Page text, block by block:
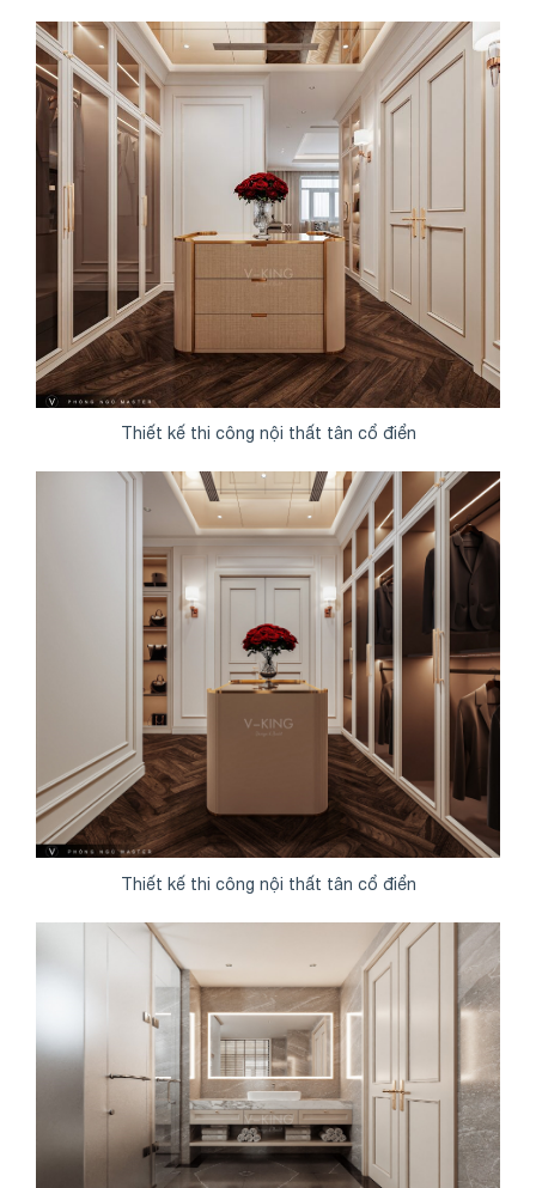
Share
Thiết kế thi công nội thất tân cổ điển
Thiết kế thi công nội thất tân cổ điển